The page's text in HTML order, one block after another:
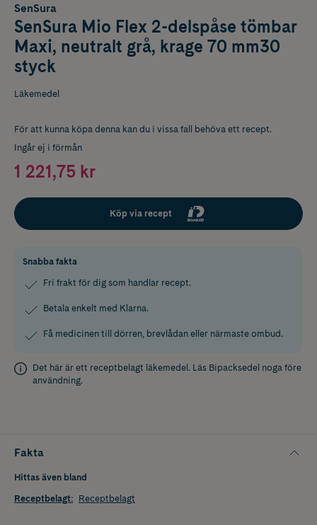
SenSura
SenSura Mio Flex 2-delspåse tömbar
Maxi, neutralt grå, krage 70 mm30
styck
Läkemedel
För att kunna köpa denna kan du i vissa fall behöva ett recept.
Ingår ej i förmån
1 221,75 kr
Köp via recept
Snabba fakta
Fri frakt för dig som handlar recept.
Betala enkelt med Klarna.
Få medicinen till dörren, brevlådan eller närmaste ombud.
Det här är ett receptbelagt läkemedel. Läs Bipacksedel noga före
användning.
Fakta
Hittas även bland
Receptbelagt: Receptbelagt